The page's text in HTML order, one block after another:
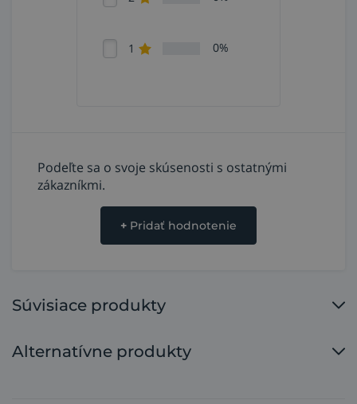
hmotnosť cca 1,9 kg.
1 0%
Podeľte sa o svoje skúsenosti s ostatnými
zákazníkmi.
+ Pridať hodnotenie
Súvisiace produkty
Alternatívne produkty